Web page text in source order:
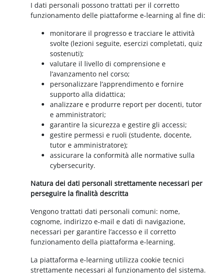
I dati personali possono trattati per il corretto
funzionamento delle piattaforme e-learning al fine di:
monitorare il progresso e tracciare le attività
svolte (lezioni seguite, esercizi completati, quiz
sostenuti);
valutare il livello di comprensione e
l’avanzamento nel corso;
personalizzare l’apprendimento e fornire
supporto alla didattica;
analizzare e produrre report per docenti, tutor
e amministratori;
garantire la sicurezza e gestire gli accessi;
gestire permessi e ruoli (studente, docente,
tutor e amministratore);
assicurare la conformità alle normative sulla
cybersecurity.
Natura dei dati personali strettamente necessari per
perseguire la finalità descritta
Vengono trattati dati personali comuni: nome,
cognome, indirizzo e-mail e dati di navigazione,
necessari per garantire l’accesso e il corretto
funzionamento della piattaforma e-learning.
La piattaforma e-learning utilizza cookie tecnici
strettamente necessari al funzionamento del sistema.